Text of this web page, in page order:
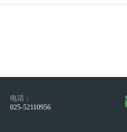
电话：
025-52110956